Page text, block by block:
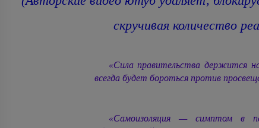
скручивая количество
«Сила правительства держится
всегда будет бороться против
«Самоизоляция — симптом в